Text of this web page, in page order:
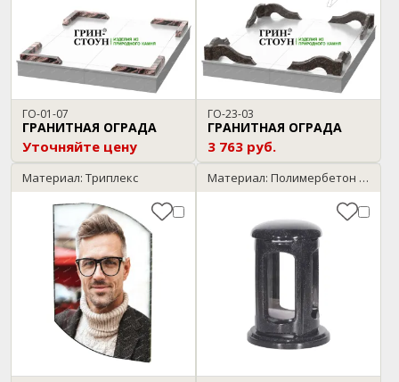
ГО-01-07
ГРАНИТНАЯ ОГРАДА
Уточняйте цену
ГО-23-03
ГРАНИТНАЯ ОГРАДА
3 763 руб.
Материал: Триплекс Материал: Полимербетон / темный гранит